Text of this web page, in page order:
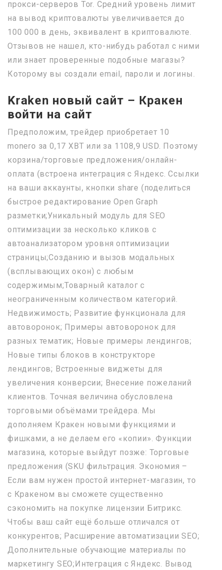
прокси-серверов Tor. Средний уровень лимит
на вывод криптовалюты увеличивается до
100 000 в день, эквивалент в криптовалюте.
Отзывов не нашел, кто-нибудь работал с ними
или знает проверенные подобные магазы?
Которому вы создали email, пароли и логины.
Kraken новый сайт – Кракен
войти на сайт
Предположим, трейдер приобретает 10
monero за 0,17 XBT или за 1108,9 USD. Поэтому
корзина/торговые предложения/онлайн-
оплата (встроена интеграция с Яндекс. Ссылки
на ваши аккаунты, кнопки share (поделиться
быстрое редактирование Open Graph
разметки;Уникальный модуль для SEO
оптимизации за несколько кликов с
автоанализатором уровня оптимизации
страницы;Созданию и вызов модальных
(всплывающих окон) с любым
содержимым;Товарный каталог с
неограниченным количеством категорий.
Недвижимость; Развитие функционала для
автоворонок; Примеры автоворонок для
разных тематик; Новые примеры лендингов;
Новые типы блоков в конструкторе
лендингов; Встроенные виджеты для
увеличения конверсии; Внесение пожеланий
клиентов. Точная величина обусловлена
торговыми объёмами трейдера. Мы
дополняем Кракен новыми функциями и
фишками, а не делаем его «копии». Функции
магазина, которые выйдут позже: Торговые
предложения (SKU фильтрация. Экономия –
Если вам нужен простой интернет-магазин, то
с Кракеном вы сможете существенно
сэкономить на покупке лицензии Битрикс.
Чтобы ваш сайт ещё больше отличался от
конкурентов; Расширение автоматизации SEO;
Дополнительные обучающие материалы по
маркетингу SEO;Интеграция с Яндекс. Вывод